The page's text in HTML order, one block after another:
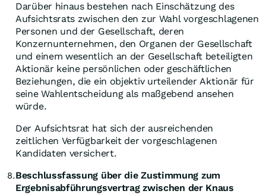
Darüber hinaus bestehen nach Einschätzung des
Aufsichtsrats zwischen den zur Wahl vorgeschlagenen
Personen und der Gesellschaft, deren
Konzernunternehmen, den Organen der Gesellschaft
und einem wesentlich an der Gesellschaft beteiligten
Aktionär keine persönlichen oder geschäftlichen
Beziehungen, die ein objektiv urteilender Aktionär für
seine Wahlentscheidung als maßgebend ansehen
würde.
Der Aufsichtsrat hat sich der ausreichenden
zeitlichen Verfügbarkeit der vorgeschlagenen
Kandidaten versichert.
8.Beschlussfassung über die Zustimmung zum
Ergebnisabführungsvertrag zwischen der Knaus